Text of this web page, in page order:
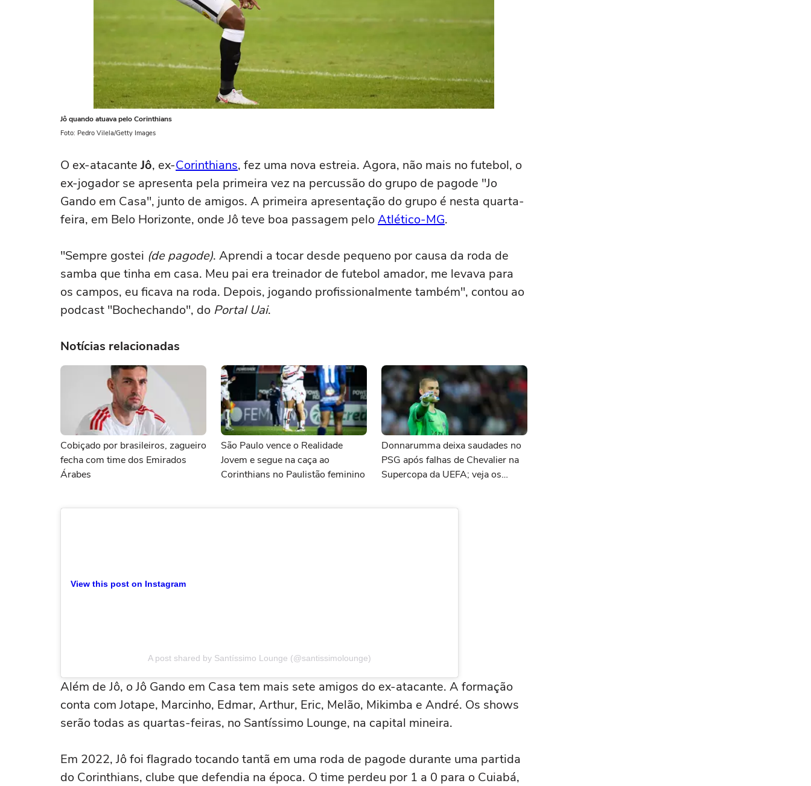
Jô quando atuava pelo Corinthians
Foto: Pedro Vilela/Getty Images
O ex-atacante Jô, ex-Corinthians, fez uma nova estreia. Agora, não mais no futebol, o
ex-jogador se apresenta pela primeira vez na percussão do grupo de pagode "Jo
Gando em Casa", junto de amigos. A primeira apresentação do grupo é nesta quarta-
feira, em Belo Horizonte, onde Jô teve boa passagem peloAtlético-MG.
"Sempre gostei (de pagode). Aprendi a tocar desde pequeno por causa da roda de
samba que tinha em casa. Meu pai era treinador de futebol amador, me levava para
os campos, eu ficava na roda. Depois, jogando profissionalmente também", contou ao
podcast "Bochechando", do Portal Uai.
Notícias relacionadas
Cobiçado por brasileiros, zagueiro
fecha com time dos Emirados
Árabes
São Paulo vence o Realidade
Jovem e segue na caça ao
Corinthians no Paulistão feminino
Donnarumma deixa saudades no
PSG após falhas de Chevalier na
Supercopa da UEFA; veja os
View this post on Instagram
A post shared by Santíssimo Lounge (@santissimolounge)
Além de Jô, o Jô Gando em Casa tem mais sete amigos do ex-atacante. A formação
conta com Jotape, Marcinho, Edmar, Arthur, Eric, Melão, Mikimba e André. Os shows
serão todas as quartas-feiras, no Santíssimo Lounge, na capital mineira.
Em 2022, Jô foi flagrado tocando tantã em uma roda de pagode durante uma partida
do Corinthians, clube que defendia na época. O time perdeu por 1 a 0 para o Cuiabá,